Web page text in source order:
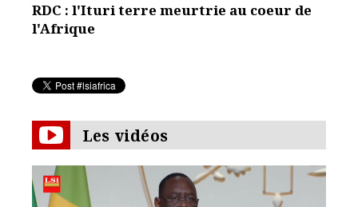
RDC : l'Ituri terre meurtrie au coeur de
l'Afrique
Les vidéos